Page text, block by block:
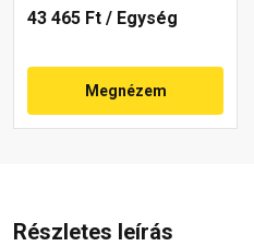
43 465 Ft / Egység
Megnézem
Részletes leírás